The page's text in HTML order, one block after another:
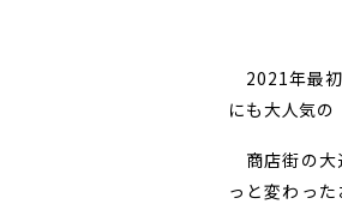
2021年最初
にも大人気の
商店街の大
っと変わっ